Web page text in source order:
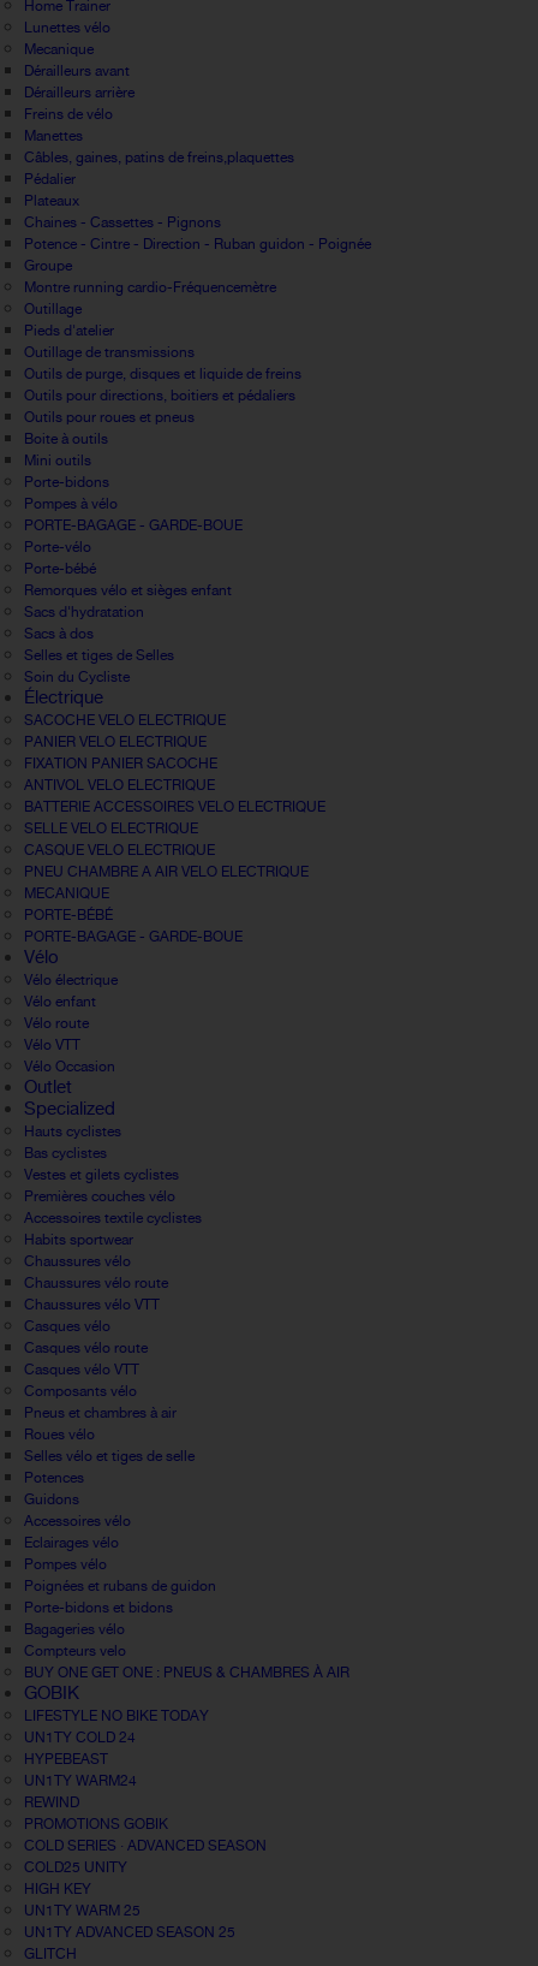
Home Trainer
Lunettes vélo
Mecanique
Dérailleurs avant
Dérailleurs arrière
Freins de vélo
Manettes
Câbles, gaines, patins de freins,plaquettes
Pédalier
Plateaux
Chaines - Cassettes - Pignons
Potence - Cintre - Direction - Ruban guidon - Poignée
Groupe
Montre running cardio-Fréquencemètre
Outillage
Pieds d'atelier
Outillage de transmissions
Outils de purge, disques et liquide de freins
Outils pour directions, boitiers et pédaliers
Outils pour roues et pneus
Boite à outils
Mini outils
Porte-bidons
Pompes à vélo
PORTE-BAGAGE - GARDE-BOUE
Porte-vélo
Porte-bébé
Remorques vélo et sièges enfant
Sacs d'hydratation
Sacs à dos
Selles et tiges de Selles
Soin du Cycliste
Électrique
SACOCHE VELO ELECTRIQUE
PANIER VELO ELECTRIQUE
FIXATION PANIER SACOCHE
ANTIVOL VELO ELECTRIQUE
BATTERIE ACCESSOIRES VELO ELECTRIQUE
SELLE VELO ELECTRIQUE
CASQUE VELO ELECTRIQUE
PNEU CHAMBRE A AIR VELO ELECTRIQUE
MECANIQUE
PORTE-BÉBÉ
PORTE-BAGAGE - GARDE-BOUE
Vélo
Vélo électrique
Vélo enfant
Vélo route
Vélo VTT
Vélo Occasion
Outlet
Specialized
Hauts cyclistes
Bas cyclistes
Vestes et gilets cyclistes
Premières couches vélo
Accessoires textile cyclistes
Habits sportwear
Chaussures vélo
Chaussures vélo route
Chaussures vélo VTT
Casques vélo
Casques vélo route
Casques vélo VTT
Composants vélo
Pneus et chambres à air
Roues vélo
Selles vélo et tiges de selle
Potences
Guidons
Accessoires vélo
Eclairages vélo
Pompes vélo
Poignées et rubans de guidon
Porte-bidons et bidons
Bagageries vélo
Compteurs velo
BUY ONE GET ONE : PNEUS & CHAMBRES À AIR
GOBIK
LIFESTYLE NO BIKE TODAY
UN1TY COLD 24
HYPEBEAST
UN1TY WARM24
REWIND
PROMOTIONS GOBIK
COLD SERIES · ADVANCED SEASON
COLD25 UNITY
HIGH KEY
UN1TY WARM 25
UN1TY ADVANCED SEASON 25
GLITCH